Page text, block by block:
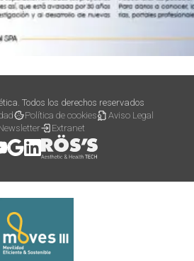
Todos los derechos reservados
Política de cookies
Aviso Legal
Extranet